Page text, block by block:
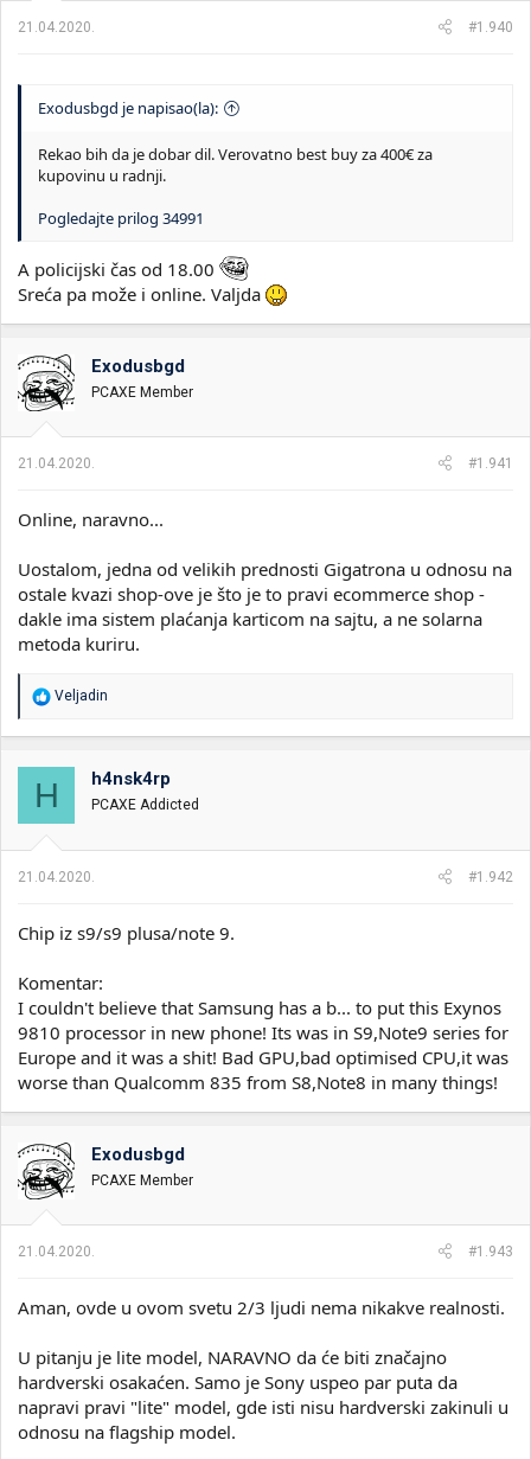
21.04.2020. #1.940
Exodusbgd je napisao(la):
Rekao bih da je dobar dil. Verovatno best buy za 400€ za
kupovinu u radnji.
Pogledajte prilog 34991
A policijski čas od 18.00
Sreća pa može i online. Valjda
Exodusbgd
PCAXE Member
21.04.2020. #1.941
Online, naravno...
Uostalom, jedna od velikih prednosti Gigatrona u odnosu na
ostale kvazi shop-ove je što je to pravi ecommerce shop -
dakle ima sistem plaćanja karticom na sajtu, a ne solarna
metoda kuriru.
R
a
o
a
n
:
Veljadin
H h4nsk4rp
PCAXE Addicted
21.04.2020. #1.942
Chip iz s9/s9 plusa/note 9.
Komentar:
I couldn't believe that Samsung has a b... to put this Exynos
9810 processor in new phone! Its was in S9,Note9 series for
Europe and it was a shit! Bad GPU,bad optimised CPU,it was
worse than Qualcomm 835 from S8,Note8 in many things!
Exodusbgd
PCAXE Member
21.04.2020. #1.943
Aman, ovde u ovom svetu 2/3 ljudi nema nikakve realnosti.
U pitanju je lite model, NARAVNO da će biti značajno
hardverski osakaćen. Samo je Sony uspeo par puta da
napravi pravi "lite" model, gde isti nisu hardverski zakinuli u
odnosu na flagship model.